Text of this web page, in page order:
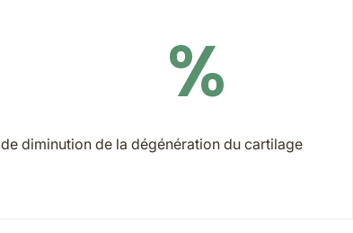
%
de diminution de la dégénération du cartilage